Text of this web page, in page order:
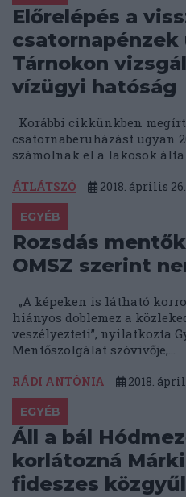
Előrelépés a
csatornapénzek
Tárnokon
vízügyi hatóság
Korábbi cikkünkben
csatornaberuházást ugyan
számolnak el a lakosok
ÁTLÁTSZÓ 2018. április 26.
EGYÉB
Rozsdás
OMSZ szerint
„A képeken is látható
hiányos doblemez a
veszélyezteti”, nyilatkozta
Mentőszolgálat szóvivője,...
RÁDI ANTÓNIA 2018.
EGYÉB
Áll a bál
korlátozná
fideszes